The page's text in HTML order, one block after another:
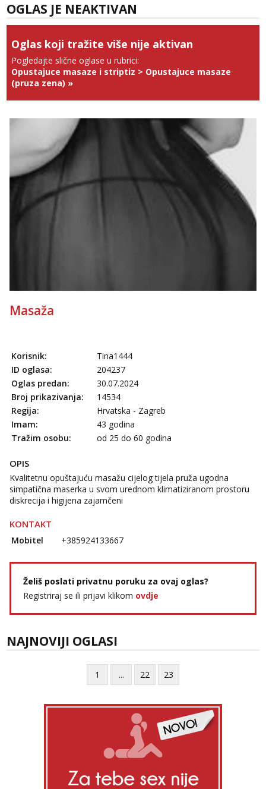
tel:0,93€ - mob:1,12€ min
Anđela
Tel:064/677-677 - Kod: #142
tel:0,93€ - mob:1,12€ min
OGLAS JE NEAKTIVAN
Oglas koji tražite više nije aktivan
Pogledajte slične oglase u rubrici:
Opustajuce masaze i striptiz > Opustajuce masaze
(pruza zena) »
Masaža
Korisnik:
Tina1444
ID oglasa:
204237
Oglas predan:
30.07.2024
Broj prikazivanja:
14534
Regija:
Hrvatska - Zagreb
Imam:
43 godina
Tražim osobu:
od 25 do 60 godina
OPIS
Kvalitetnu opuštajuću masažu cijelog tijela pruža ugodna
simpatična maserka u svom urednom klimatiziranom prostoru
diskrecija i higijena zajamčeni
KONTAKT
Mobitel +385924133667
Želiš poslati privatnu poruku za ovaj oglas?
Registriraj se ili prijavi klikom ovdje
NAJNOVIJI OGLASI
1 ... 22 23